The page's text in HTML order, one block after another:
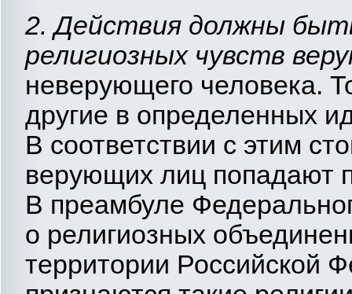
2. Действия должны
религиозных чувств
неверующего человека.
другие в определенных
В соответствии с этим
верующих лиц попадают
В преамбуле
о религиозных
территории Российской